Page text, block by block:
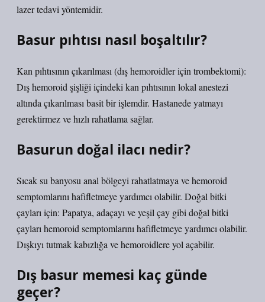
lazer tedavi yöntemidir.
Basur pıhtısı nasıl boşaltılır?
Kan pıhtısının çıkarılması (dış hemoroidler için trombektomi):
Dış hemoroid şişliği içindeki kan pıhtısının lokal anestezi
altında çıkarılması basit bir işlemdir. Hastanede yatmayı
gerektirmez ve hızlı rahatlama sağlar.
Basurun doğal ilacı nedir?
Sıcak su banyosu anal bölgeyi rahatlatmaya ve hemoroid
semptomlarını hafifletmeye yardımcı olabilir. Doğal bitki
çayları için: Papatya, adaçayı ve yeşil çay gibi doğal bitki
çayları hemoroid semptomlarını hafifletmeye yardımcı olabilir.
Dışkıyı tutmak kabızlığa ve hemoroidlere yol açabilir.
Dış basur memesi kaç günde
geçer?